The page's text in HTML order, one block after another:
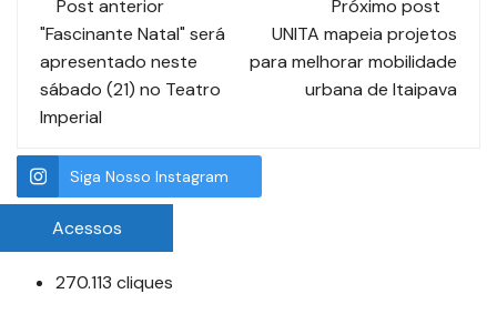
Post anterior
"Fascinante Natal" será
apresentado neste
sábado (21) no Teatro
Imperial
Próximo post
UNITA mapeia projetos
para melhorar mobilidade
urbana de Itaipava
Siga Nosso Instagram
Acessos
270.113 cliques